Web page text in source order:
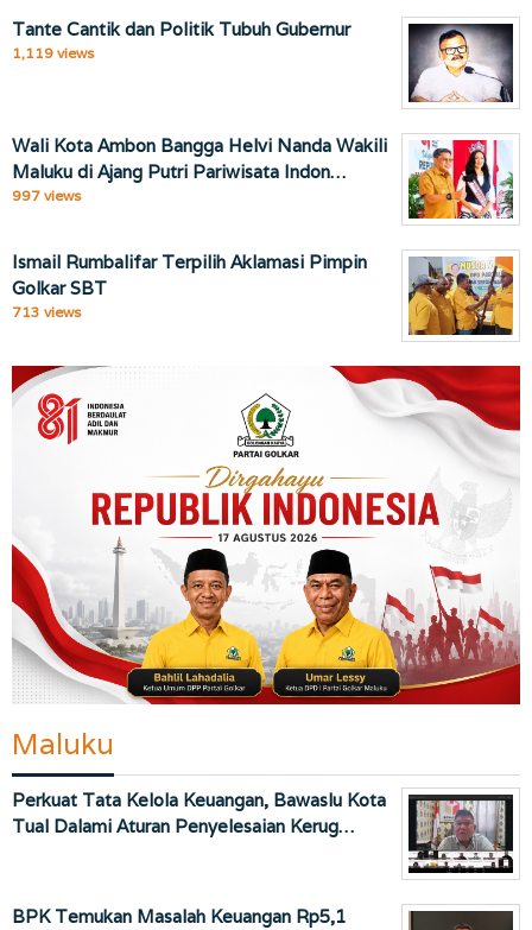
Tante Cantik dan Politik Tubuh Gubernur
1,119 views
Wali Kota Ambon Bangga Helvi Nanda Wakili
Maluku di Ajang Putri Pariwisata Indon…
997 views
Ismail Rumbalifar Terpilih Aklamasi Pimpin
Golkar SBT
713 views
Maluku
Perkuat Tata Kelola Keuangan, Bawaslu Kota
Tual Dalami Aturan Penyelesaian Kerug…
BPK Temukan Masalah Keuangan Rp5,1